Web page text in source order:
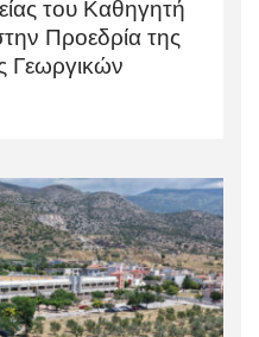
του Καθηγητή
Προεδρία της
Γεωργικών